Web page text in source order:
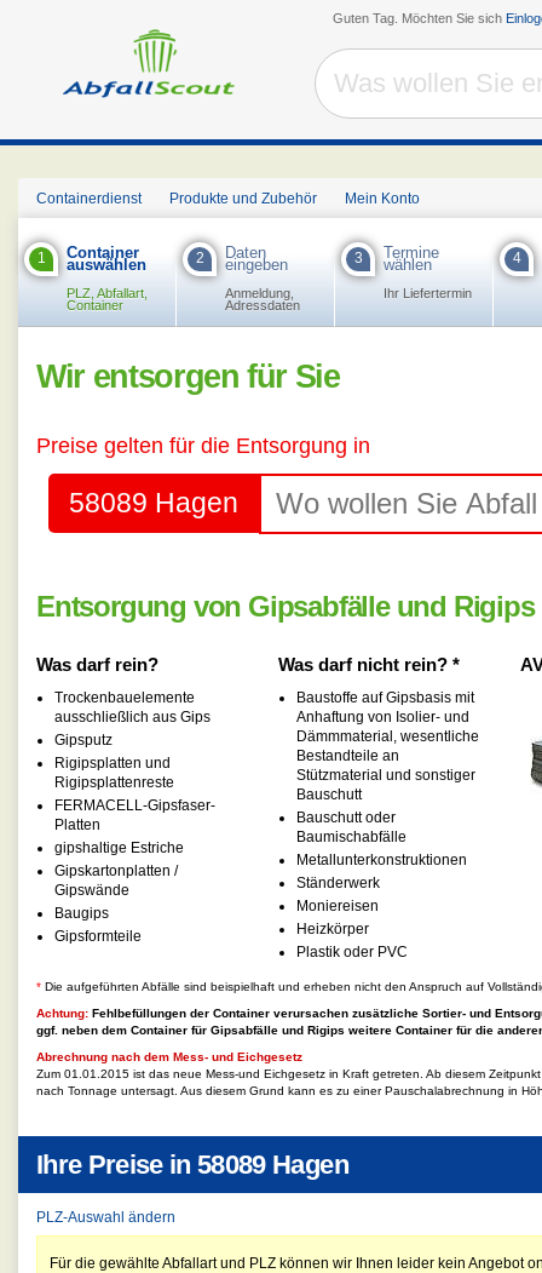
Guten Tag. Möchten Sie sich
Containerdienst Produkte und Zubehör Mein Konto
1 Container
auswählen
PLZ, Abfallart,
Container
2 Daten
eingeben
Anmeldung,
Adressdaten
3 Termine
wählen
Ihr Liefertermin
4
Wir entsorgen für Sie
Preise gelten für die Entsorgung in
58089 Hagen
Entsorgung von Gipsabfälle und Rigips
Was darf rein?
Trockenbauelemente
ausschließlich aus Gips
Gipsputz
Rigipsplatten und
Rigipsplattenreste
FERMACELL-Gipsfaser-
Platten
gipshaltige Estriche
Gipskartonplatten /
Gipswände
Baugips
Gipsformteile
Was darf nicht rein? *
Baustoffe auf Gipsbasis mit
Anhaftung von Isolier- und
Dämmmaterial, wesentliche
Bestandteile an
Stützmaterial und sonstiger
Bauschutt
Bauschutt oder
Baumischabfälle
Metallunterkonstruktionen
Ständerwerk
Moniereisen
Heizkörper
Plastik oder PVC
* Die aufgeführten Abfälle sind beispielhaft und erheben nicht den Anspruch auf
Achtung: Fehlbefüllungen der Container verursachen zusätzliche Sortier- und
ggf. neben dem Container für Gipsabfälle und Rigips weitere Container für die
Abrechnung nach dem Mess- und Eichgesetz
Zum 01.01.2015 ist das neue Mess-und Eichgesetz in Kraft getreten. Ab diesem
nach Tonnage untersagt. Aus diesem Grund kann es zu einer Pauschalabrechnung in
Ihre Preise in58089 Hagen
PLZ-Auswahl ändern
Für die gewählte Abfallart und PLZ können wir Ihnen leider kein Angebot